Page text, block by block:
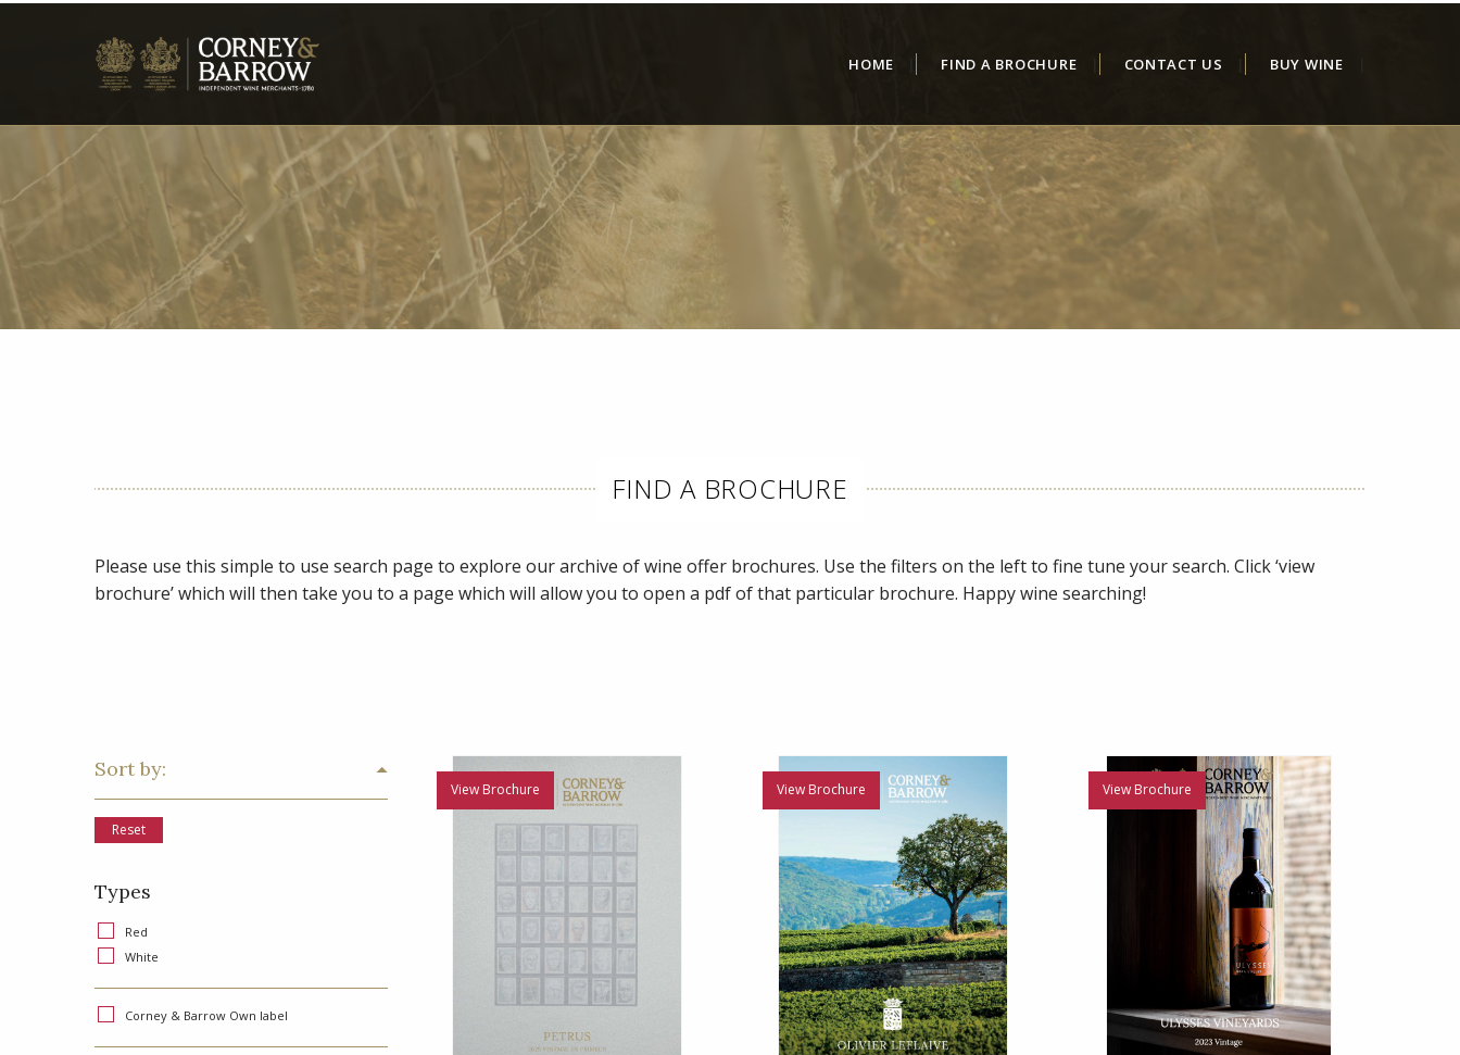
HOME FIND A BROCHURE CONTACT US BUY WINE
FIND A BROCHURE
Please use this simple to use search page to explore our archive of wine offer brochures. Use the filters on the left to fine tune your search. Click ‘view
brochure’ which will then take you to a page which will allow you to open a pdf of that particular brochure. Happy wine searching!
View Brochure View Brochure View Brochure
Sort by:
Reset
Types
Red
White
Corney & Barrow Own label